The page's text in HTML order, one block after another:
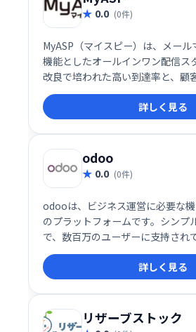
0.0 (0件)
MyASP（マイスピー）は、メー
機能としたオールインワン配信ス
改良で培われた高い到達率と、顧
援する機能が充実。安定した成果
実現します。メール配信だけでな
ションシップ強化にも貢献し、ビ
ートします。
詳しく見る
odoo
0.0 (0件)
odooは、ビジネス運営に必要な
のプラットフォームです。シンプ
で、数百万のユーザーに支持され
たアプリにより、業務効率化を実
長を支援します。
詳しく見る
リザーブストック